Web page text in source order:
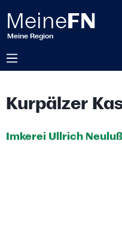
springen
Kurpälzer
Imkerei Ullrich